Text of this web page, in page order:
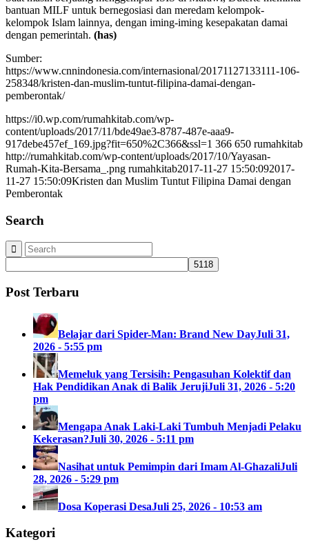
bantuan MILF untuk bernegosiasi dan meredam kelompok-
kelompok Islam lainnya, dengan iming-iming kesepakatan damai
dengan pemerintah. (has)
Sumber:
https://www.cnnindonesia.com/internasional/20171127133111-106-
258348/kristen-dan-muslim-tuntut-filipina-damai-dengan-
pemberontak/
https://i0.wp.com/rumahkitab.com/wp-
content/uploads/2017/11/bde49ae3-8787-487e-aaa9-
917debe457ef_169.jpg?fit=650%2C366&ssl=1 366 650 rumahkitab
http://rumahkitab.com/wp-content/uploads/2017/10/Yayasan-
Rumah-Kita-Bersama_.png rumahkitab2017-11-27 15:50:092017-
11-27 15:50:09Kristen dan Muslim Tuntut Filipina Damai dengan
Pemberontak
Search
Post Terbaru
Belajar dari Spider-Man: Brand New DayJuli 31,
2026 - 5:55 pm
Memeluk yang Tersisih: Pengasuhan Kolektif dan
Hak Pendidikan Anak di Balik JerujiJuli 31, 2026 - 5:20
pm
Mengapa Anak Laki-Laki Tumbuh Menjadi Pelaku
Kekerasan?Juli 30, 2026 - 5:11 pm
Nasihat untuk Pemimpin dari Imam Al-GhazaliJuli
28, 2026 - 5:29 pm
Dosa Koperasi DesaJuli 25, 2026 - 10:53 am
Kategori